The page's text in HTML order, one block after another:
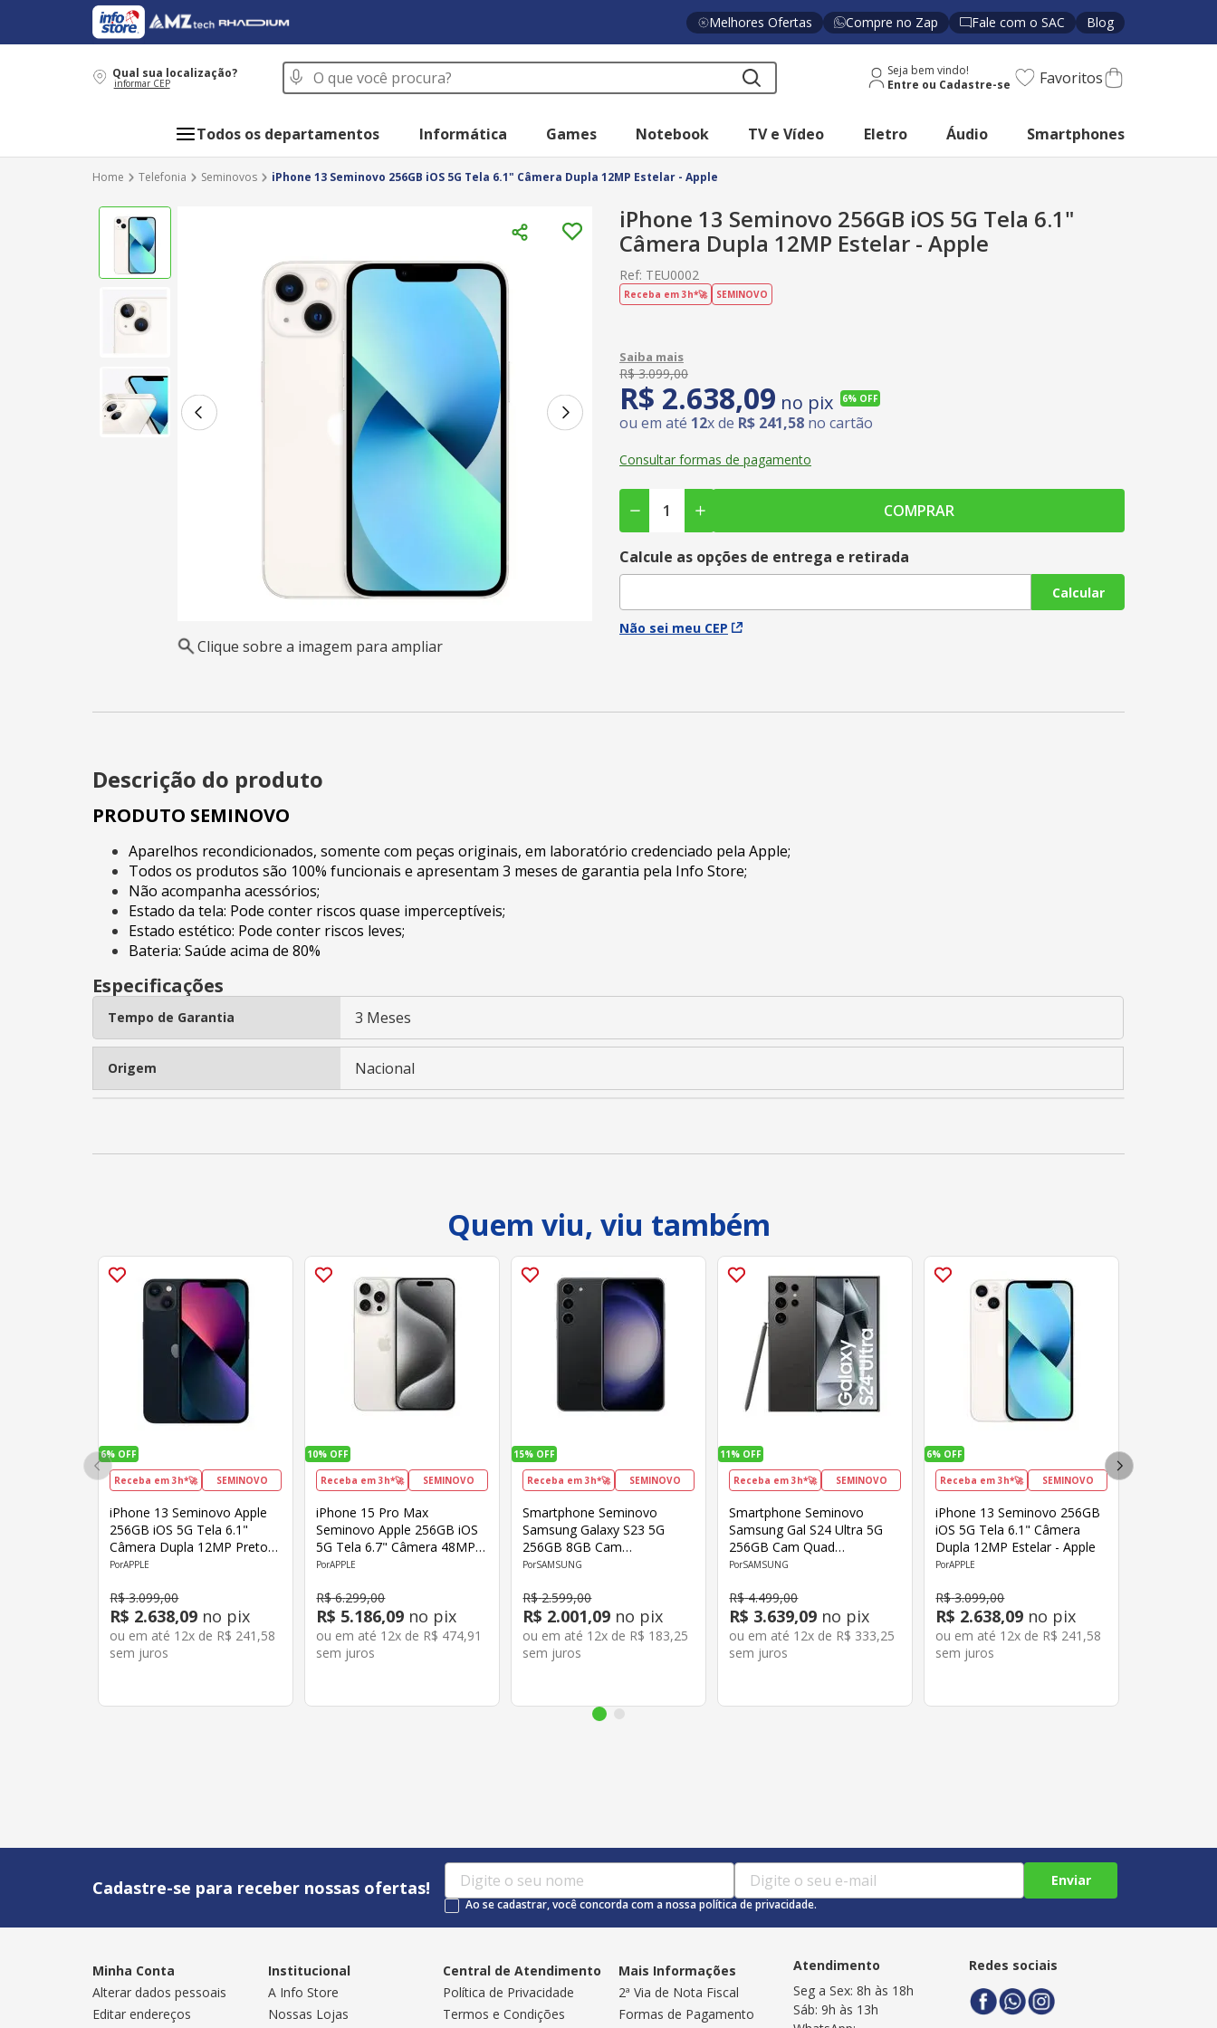
Melhores Ofertas Compre no Zap Fale com o SAC Blog
Qual sua localização?
informar CEP
O que você procura? Seja bem vindo! Favoritos
Todos os departamentos Informática Games Notebook TV e Vídeo Eletro Áudio Smartphones
Telefonia Seminovos iPhone 13 Seminovo 256GB iOS 5G Tela 6.1" Câmera Dupla 12MP Estelar - Apple
Clique sobre a imagem para ampliar
iPhone 13 Seminovo 256GB iOS 5G Tela 6.1"
Câmera Dupla 12MP Estelar - Apple
Ref: TEU0002
Receba em 3h*🚀 SEMINOVO
R$ 3.099,00
R$ 2.638,09 no pix 6% OFF
ou em até 12x de R$ 241,58 no cartão
Consultar formas de pagamento
COMPRAR
Calcule as opções de entrega e retirada
Calcular
Não sei meu CEP
Descrição do produto
PRODUTO SEMINOVO
Aparelhos recondicionados, somente com peças originais, em laboratório credenciado pela Apple;
Todos os produtos são 100% funcionais e apresentam 3 meses de garantia pela Info Store;
Não acompanha acessórios;
Estado da tela: Pode conter riscos quase imperceptíveis;
Estado estético: Pode conter riscos leves;
Bateria: Saúde acima de 80%
Especificações
Tempo de Garantia 3 Meses
Origem Nacional
Quem viu, viu também
6% OFF
Receba em 3h*🚀 SEMINOVO
iPhone 13 Seminovo Apple
256GB iOS 5G Tela 6.1"
Câmera Dupla 12MP Preto -
Produto Categoria Ouro
APPLE
R$ 3.099,00
R$ 2.638,09 no pix
ou em até 12x de R$ 241 ,58
sem juros
10% OFF
Receba em 3h*🚀 SEMINOVO
iPhone 15 Pro Max
Seminovo Apple 256GB iOS
5G Tela 6.7" Câmera 48MP
Branco - Produto Categoria
APPLE
R$ 6.299,00
R$ 5.186,09 no pix
ou em até 12x de R$ 474,91
sem juros
15% OFF
Receba em 3h*🚀 SEMINOVO
Smartphone Seminovo
Samsung Galaxy S23 5G
256GB 8GB Cam
50MP+12MP+10MP Front
Snapdragon Tela 6.1" Preto -
Produto Categoria Ouro
SAMSUNG
R$ 2.599,00
R$ 2.001,09 no pix
ou em até 12x de R$ 183,25
sem juros
11% OFF
Receba em 3h*🚀 SEMINOVO
Smartphone Seminovo
Samsung Gal S24 Ultra 5G
256GB Cam Quad
200MP+50MP+12MP+10MP
8 Gen Tela 6.8" Preto
SAMSUNG
R$ 4.499,00
R$ 3.639,09 no pix
ou em até 12x de R$ 333,25
sem juros
6% OFF
Receba em 3h*🚀 SEMINOVO
iPhone 13 Seminovo 256GB
iOS 5G Tela 6.1" Câmera
Dupla 12MP Estelar - Apple
APPLE
R$ 3.099,00
R$ 2.638,09 no pix
ou em até 12x de R$ 241 ,58
sem juros
Cadastre-se para receber nossas ofertas! Enviar
Ao se cadastrar, você concorda com a nossa política de privacidade.
Minha Conta
Alterar dados pessoais
Editar endereços
Institucional
A Info Store
Nossas Lojas
Central de Atendimento
Política de Privacidade
Termos e Condições
Mais Informações
2ª Via de Nota Fiscal
Formas de Pagamento
Atendimento
Seg a Sex: 8h às 18h
Sáb: 9h às 13h
Redes sociais